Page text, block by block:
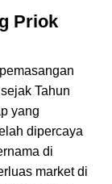
Priok
Tahun
yang
dipercaya
di
market di